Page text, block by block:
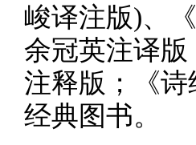
峻译注版)、
余冠英注译版
注释版；《诗
经典图书。